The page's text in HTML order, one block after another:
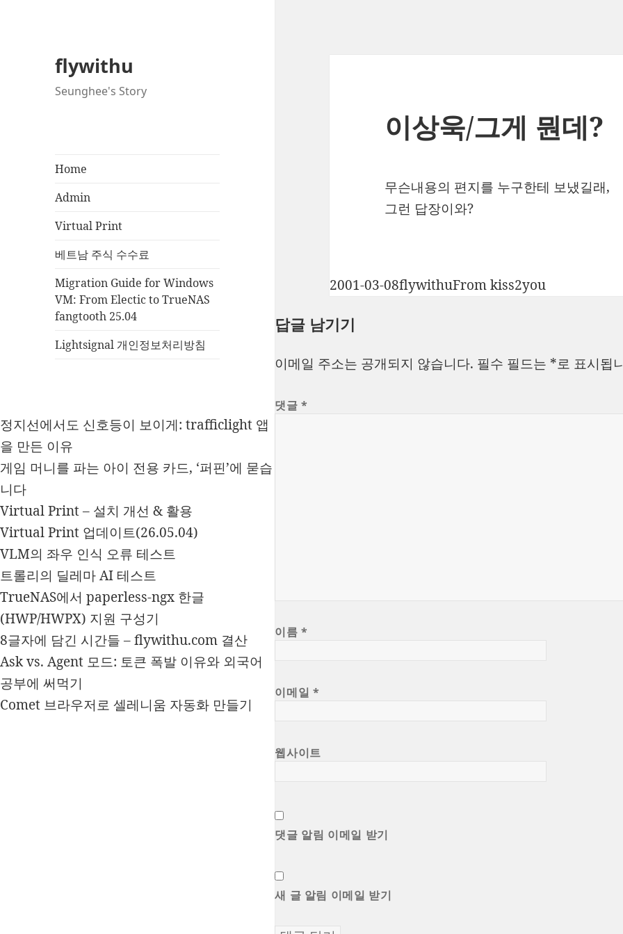
flywithu
Seunghee's Story
Home
Admin
Virtual Print
베트남 주식 수수료
Migration Guide for Windows
VM: From Electic to TrueNAS
fangtooth 25.04
Lightsignal 개인정보처리방침
정지선에서도 신호등이 보이게: trafficlight 앱
을 만든 이유
게임 머니를 파는 아이 전용 카드, ‘퍼핀’에 묻습
니다
Virtual Print – 설치 개선 & 활용
Virtual Print 업데이트(26.05.04)
VLM의 좌우 인식 오류 테스트
트롤리의 딜레마 AI 테스트
TrueNAS에서 paperless-ngx 한글
(HWP/HWPX) 지원 구성기
8글자에 담긴 시간들 – flywithu.com 결산
Ask vs. Agent 모드: 토큰 폭발 이유와 외국어
공부에 써먹기
Comet 브라우저로 셀레니움 자동화 만들기
이상욱/그게 뭔데?
무슨내용의 편지를 누구한테 보냈길래,
그런 답장이와?
작
일
2001-03-08글
flywithu카
From kiss2you
답글 남기기
이메일 주소는 공개되지 않습니다. 필수 필드는 *로 표시됩
댓글*
이름*
이메일 *
웹사이트
댓글 알림 이메일 받기
새 글 알림 이메일 받기